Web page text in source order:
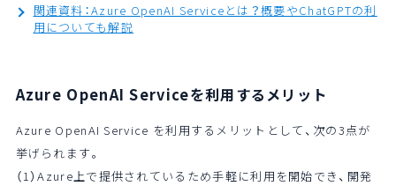
関連資料：Azure OpenAI Serviceとは？概要やChatGPTの利
用についても解説
Azure OpenAI Serviceを利用するメリット
Azure OpenAI Service を利用するメリットとして、次の3点が
挙げられます。
（1）Azure上で提供されているため手軽に利用を開始でき、開発